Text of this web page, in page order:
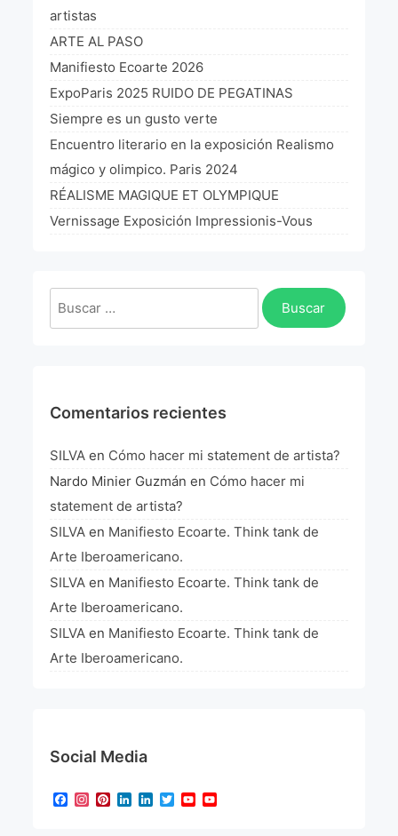
artistas
ARTE AL PASO
Manifiesto Ecoarte 2026
ExpoParis 2025 RUIDO DE PEGATINAS
Siempre es un gusto verte
Encuentro literario en la exposición Realismo
mágico y olimpico. Paris 2024
RÉALISME MAGIQUE ET OLYMPIQUE
Vernissage Exposición Impressionis-Vous
Buscar:
Comentarios recientes
SILVA en Cómo hacer mi statement de artista?
Nardo Minier Guzmán en Cómo hacer mi
statement de artista?
SILVA en Manifiesto Ecoarte. Think tank de
Arte Iberoamericano.
SILVA en Manifiesto Ecoarte. Think tank de
Arte Iberoamericano.
SILVA en Manifiesto Ecoarte. Think tank de
Arte Iberoamericano.
Social Media
Facebook
Instagram
Pinterest
LinkedIn
LinkedIn
TwitterYouTube